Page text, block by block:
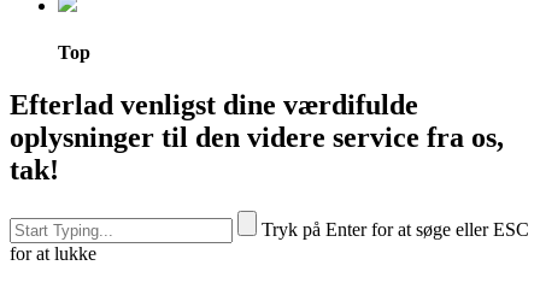
Top
Efterlad venligst dine værdifulde
oplysninger til den videre service fra os,
tak!
Tryk på Enter for at søge eller ESC
for at lukke